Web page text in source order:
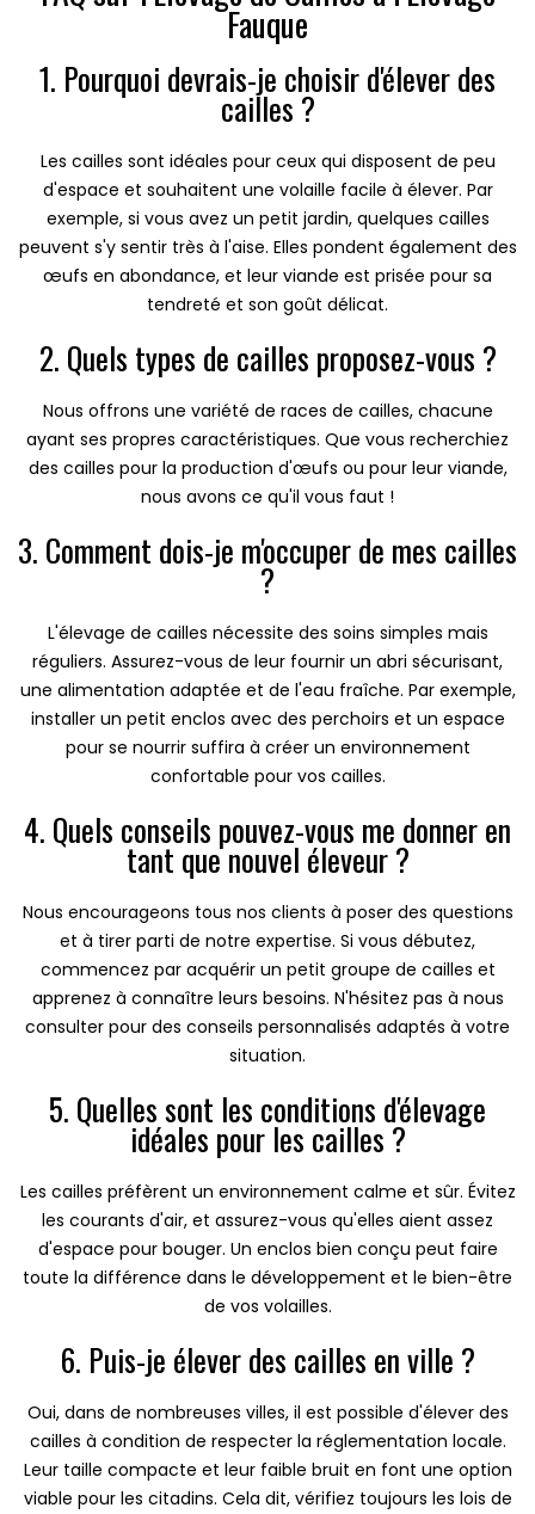
Fauque
1. Pourquoi devrais-je choisir d'élever des
cailles ?
Les cailles sont idéales pour ceux qui disposent de peu
d'espace et souhaitent une volaille facile à élever. Par
exemple, si vous avez un petit jardin, quelques cailles
peuvent s'y sentir très à l'aise. Elles pondent également des
œufs en abondance, et leur viande est prisée pour sa
tendreté et son goût délicat.
2. Quels types de cailles proposez-vous ?
Nous offrons une variété de races de cailles, chacune
ayant ses propres caractéristiques. Que vous recherchiez
des cailles pour la production d'œufs ou pour leur viande,
nous avons ce qu'il vous faut !
3. Comment dois-je m'occuper de mes cailles
?
L'élevage de cailles nécessite des soins simples mais
réguliers. Assurez-vous de leur fournir un abri sécurisant,
une alimentation adaptée et de l'eau fraîche. Par exemple,
installer un petit enclos avec des perchoirs et un espace
pour se nourrir suffira à créer un environnement
confortable pour vos cailles.
4. Quels conseils pouvez-vous me donner en
tant que nouvel éleveur ?
Nous encourageons tous nos clients à poser des questions
et à tirer parti de notre expertise. Si vous débutez,
commencez par acquérir un petit groupe de cailles et
apprenez à connaître leurs besoins. N'hésitez pas à nous
consulter pour des conseils personnalisés adaptés à votre
situation.
5. Quelles sont les conditions d'élevage
idéales pour les cailles ?
Les cailles préfèrent un environnement calme et sûr. Évitez
les courants d'air, et assurez-vous qu'elles aient assez
d'espace pour bouger. Un enclos bien conçu peut faire
toute la différence dans le développement et le bien-être
de vos volailles.
6. Puis-je élever des cailles en ville ?
Oui, dans de nombreuses villes, il est possible d'élever des
cailles à condition de respecter la réglementation locale.
Leur taille compacte et leur faible bruit en font une option
viable pour les citadins. Cela dit, vérifiez toujours les lois de